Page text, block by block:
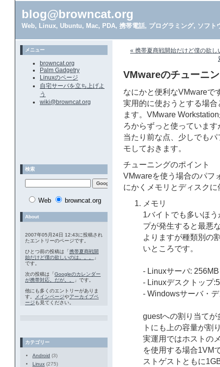
blog@browncat.org
Web, Linux, Ubuntu, Mac, PDA, 携帯電話, プログラミング, ソフト
« 携帯夏商戦開始だけど僕の欲し
VMwareのチューニ
なにかと便利なVMwareで
実用的に使おうとする場
ます。VMware
ろからずっと使っていま
当たり前な点、少しでも
モしておきます。
チューニングのポイント
VMwareを使う場合のパフ
にかくメモリとディスク
メモリ
1バイトでも多いほ
プが発生すると最悪
よりますが種類別の
いところです。
- Linuxサーバ:
- Linuxデスクトップ
- Windowsサーバ・
guestへの割り当て
トにも上の容量が割
実運用ではホストの
を使用する場合1VM
ストゲストともに
メニュー
browncat.org
Palm Gadgetry
Linuxのページ
自宅サーバを立ち上げよ
う
wiki@browncat.org
検索
Web browncat.org
About
2007年05月24日 12:43に投稿され
たエントリーのページです。
ひとつ前の投稿は「携帯夏商戦開
始だけど僕の欲しいのは。。。
」
です。
次の投稿は「Googleのカレンダー
が携帯対応。だが。。
」です。
他にも多くのエントリーがありま
す。
メインページやアーカイブペ
ージ も見てください。
カテゴリー
Android (3)
Linux (275)